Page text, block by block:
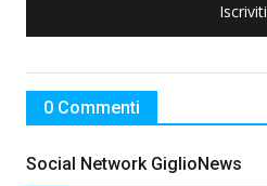
Iscriviti
0 Commenti
Social Network GiglioNews